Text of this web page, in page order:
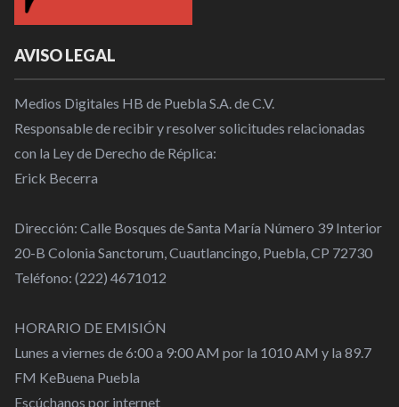
AVISO LEGAL
Medios Digitales HB de Puebla S.A. de C.V.
Responsable de recibir y resolver solicitudes relacionadas
con la Ley de Derecho de Réplica:
Erick Becerra
Dirección: Calle Bosques de Santa María Número 39 Interior
20-B Colonia Sanctorum, Cuautlancingo, Puebla, CP 72730
Teléfono: (222) 4671012
HORARIO DE EMISIÓN
Lunes a viernes de 6:00 a 9:00 AM por la 1010 AM y la 89.7
FM KeBuena Puebla
Escúchanos por internet